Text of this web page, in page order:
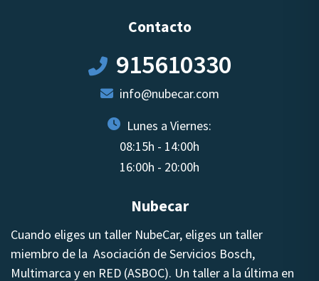
Contacto
915610330
info@nubecar.com
Lunes a Viernes:
08:15h - 14:00h
16:00h - 20:00h
Nubecar
Cuando eliges un taller NubeCar, eliges un taller
miembro de la Asociación de Servicios Bosch,
Multimarca y en RED (ASBOC). Un taller a la última en